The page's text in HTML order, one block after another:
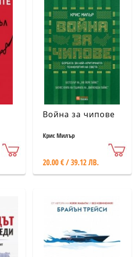
Война за чипове
Крис Милър
20.00 € / 39.12 ЛВ.